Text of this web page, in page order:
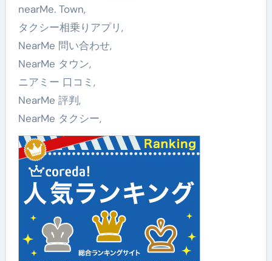
nearMe. Town,
タクシー相乗りアプリ,
NearMe 問い合わせ,
NearMe タウン,
ニアミー 口コミ,
NearMe 評判,
NearMe タクシー,